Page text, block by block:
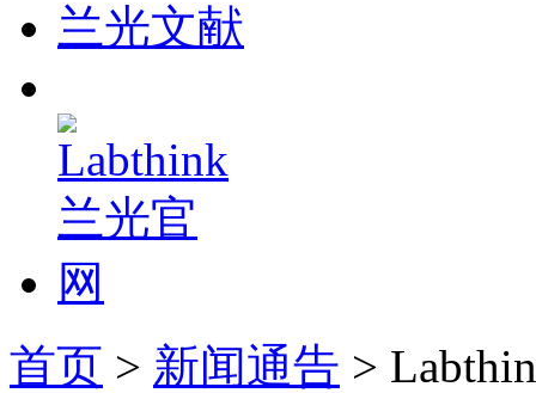
兰光文献
首页 > 新闻通告 >